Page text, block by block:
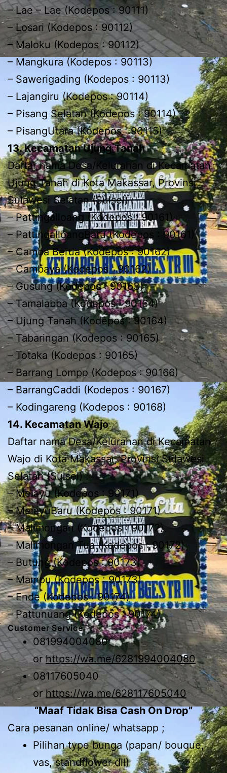
– Lae – Lae (Kodepos : 90111)
– Losari (Kodepos : 90112)
– Maloku (Kodepos : 90112)
– Mangkura (Kodepos : 90113)
– Sawerigading (Kodepos : 90113)
– Lajangiru (Kodepos : 90114)
– Pisang Selatan (Kodepos : 90114)
– PisangUtara (Kodepos : 90115)
13. Kecamatan Ujung Tanah
Daftar nama Desa/Kelurahan di Kecamatan
Ujung Tanah di Kota Makassar, Provinsi
Sulawesi Selatan (Sulsel) :
– Pattingalloang (Kodepos : 90161)
– PattingalloangBaru (Kodepos : 90161)
– Camba Berua (Kodepos : 90162)
– Cambaya (Kodepos : 90162)
– Gusung (Kodepos : 90163)
– Tamalabba (Kodepos : 90164)
– Ujung Tanah (Kodepos : 90164)
– Tabaringan (Kodepos : 90165)
– Totaka (Kodepos : 90165)
– Barrang Lompo (Kodepos : 90166)
– BarrangCaddi (Kodepos : 90167)
– Kodingareng (Kodepos : 90168)
14. Kecamatan Wajo
Daftar nama Desa/Kelurahan di Kecamatan
Wajo di Kota Makassar, Provinsi Sulawesi
Selatan (Sulsel) :
– Melayu (Kodepos : 90171)
– MelayuBaru (Kodepos : 90171)
– Malimongan (Kodepos : 90172)
– Malimongan Tua (Kodepos : 90172)
– Butung (Kodepos : 90173)
– Mampu (Kodepos : 90173)
– Ende (Kodepos : 90174)
– Pattunuang (Kodepos : 90174)
Customer Service
081994004080
orhttps://wa.me/6281994004080
08117605040
orhttps://wa.me/628117605040
“Maaf Tidak Bisa Cash On Drop”
Cara pesanan online/ whatsapp ;
Pilihan type bunga (papan/ bouque,
vas, standflower dll)